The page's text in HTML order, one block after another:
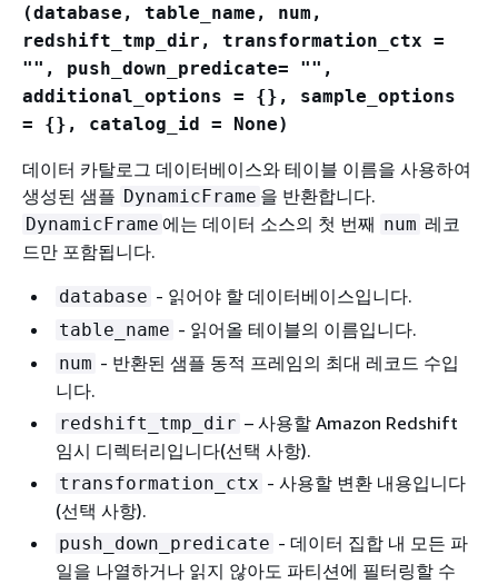
(database, table_name, num,
redshift_tmp_dir, transformation_ctx =
"", push_down_predicate= "",
additional_options = {}, sample_options
= {}, catalog_id = None)
데이터 카탈로그 데이터베이스와 테이블 이름을 사용하여
생성된 샘플 DynamicFrame 을 반환합니다.
DynamicFrame 에는 데이터 소스의 첫 번째 num 레코
드만 포함됩니다.
database - 읽어야 할 데이터베이스입니다.
table_name - 읽어올 테이블의 이름입니다.
num - 반환된 샘플 동적 프레임의 최대 레코드 수입
니다.
redshift_tmp_dir – 사용할 Amazon Redshift
임시 디렉터리입니다(선택 사항).
transformation_ctx - 사용할 변환 내용입니다
(선택 사항).
push_down_predicate - 데이터 집합 내 모든 파
일을 나열하거나 읽지 않아도 파티션에 필터링할 수